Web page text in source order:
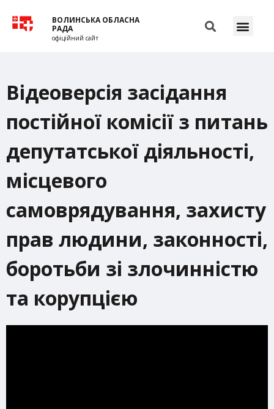
ВОЛИНСЬКА ОБЛАСНА
РАДА
офіційний сайт
Відеоверсія засідання
постійної комісії з питань
депутатської діяльності,
місцевого
самоврядування, захисту
прав людини, законності,
боротьби зі злочинністю
та корупцією